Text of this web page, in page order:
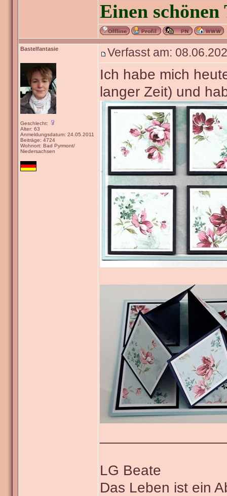
Einen
Bastelfantasie
Geschlecht:
Alter: 63
Anmeldungsdatum: 24.05.2011
Beiträge: 4724
Wohnort: Bad Pyrmont/
Niedersachsen
Verfasst am:
Ich habe mich
langer Zeit) und
LG Beate
Das Leben ist ein